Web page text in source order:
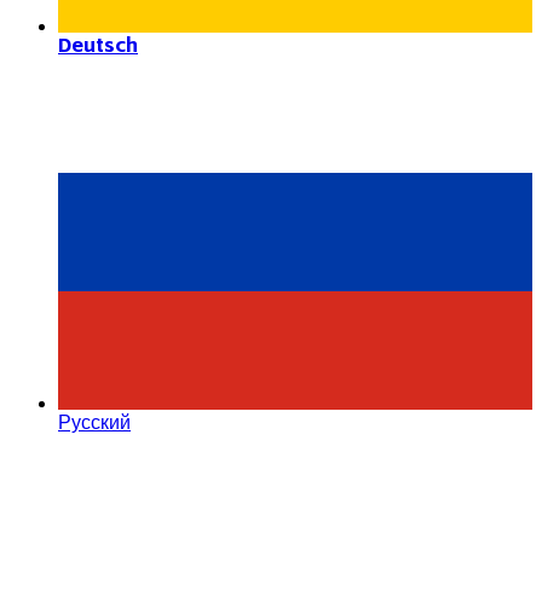
Deutsch
Русский